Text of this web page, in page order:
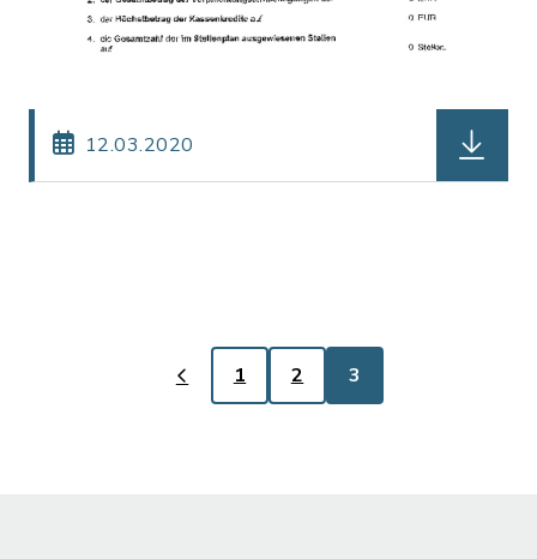
12.03.2020
1 2 3